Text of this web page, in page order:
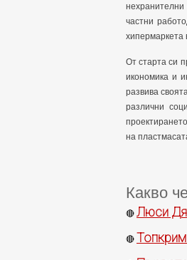
частни
хипермаркета
От старта си
икономика и
развива
различни
на
Какво
🔴 Люси
🔴